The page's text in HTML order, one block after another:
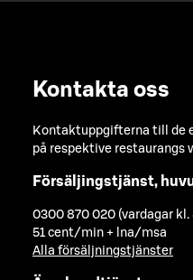
Kontakta oss
Kontaktuppgifterna till de
på respektive restaurangs
Försäljingstjänst,
0300 870 020 (vardagar kl.
51 cent/min + lna/msa
Alla försäljningstjänster